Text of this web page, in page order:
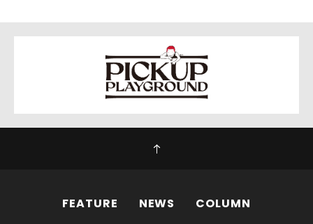
FEATURE NEWS COLUMN